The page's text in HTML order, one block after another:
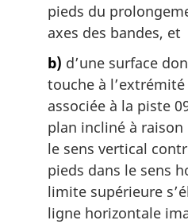
pieds du
axes des bandes, et
b) d’une surface
touche à
associée à la piste
plan incliné à raison
le sens vertical
pieds dans le sens
limite supérieure
ligne horizontale